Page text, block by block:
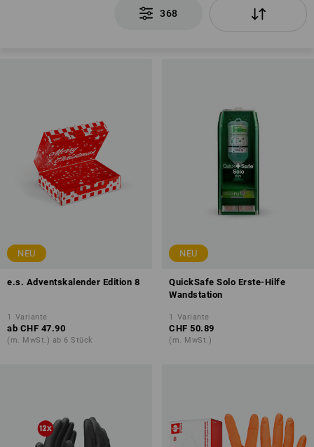
368
NEU
e.s. Adventskalender Edition 8
1 Variante
ab CHF 47.90
(m. MwSt.) ab 6 Stück
NEU
QuickSafe Solo Erste-Hilfe
Wandstation
1 Variante
CHF 50.89
(m. MwSt.)